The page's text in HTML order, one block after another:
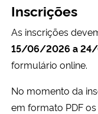
Inscrições
As inscrições
15/06/2026 a
formulário online.
No momento da
em formato PDF